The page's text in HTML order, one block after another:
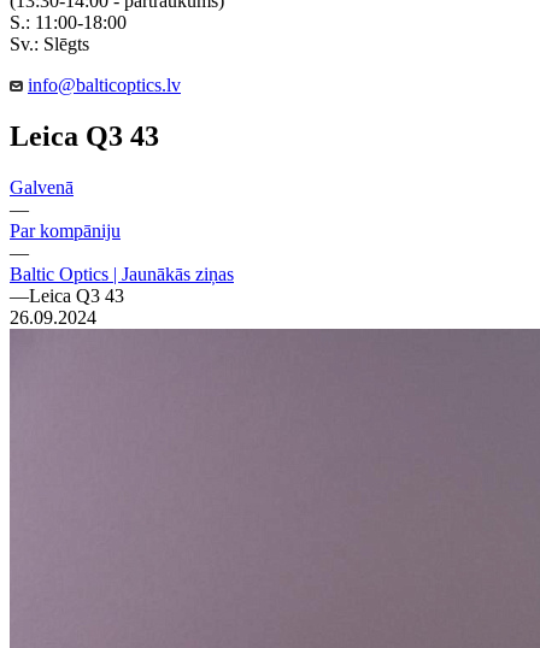
S.: 11:00-18:00
Sv.: Slēgts
info@balticoptics.lv
Leica Q3 43
Galvenā
—
Par kompāniju
—
Baltic Optics | Jaunākās ziņas
—Leica Q3 43
26.09.2024